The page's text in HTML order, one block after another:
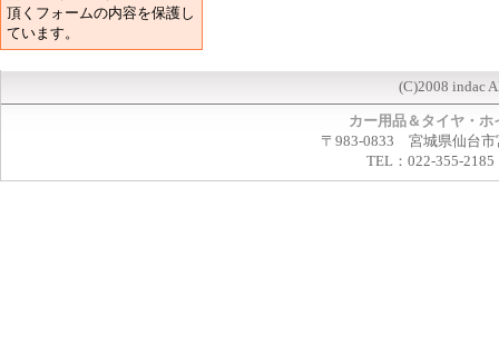
頂くフォームの内容を保護し
ています。
(C)2008 indac
カー用品＆タイヤ・
〒983-0833 宮城県仙台市
TEL：022-355-